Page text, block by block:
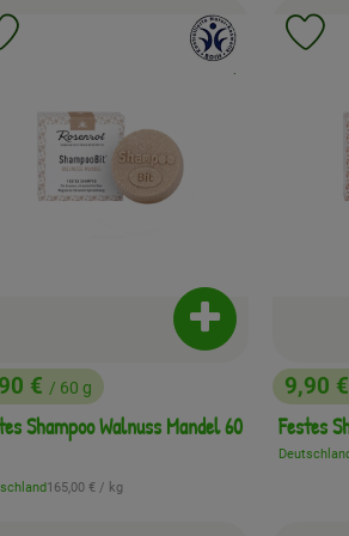
Warenkorb hinzufügen
€ / 60 g
Shampoo Walnuss Mandel 60
, Referenzpreis:
165,00 € / kg
Produkt zum
, Verband:
Produkt zu Favouriten hinzufügen
,
9,90 €
Festes
, Herkunft: